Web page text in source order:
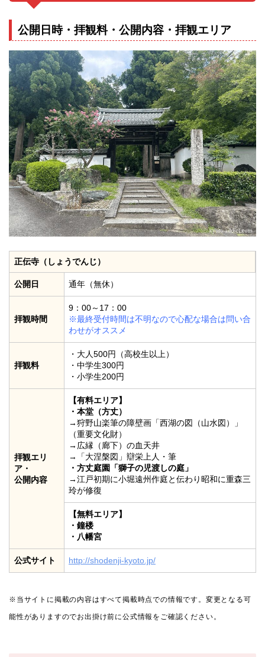
公開日時・拝観料・公開内容・拝観エリア
正伝寺（しょうでんじ）
公開日 通年（無休）
拝観時間
9：00～17：00
※最終受付時間は不明なので心配な場合は問い合
わせがオススメ
拝観料
・大人500円（高校生以上）
・中学生300円
・小学生200円
拝観エリ
ア・
公開内容
【有料エリア】
・本堂（方丈）
→狩野山楽筆の障壁画「西湖の図（山水図）」
（重要文化財）
→広縁（廊下）の血天井
→「大涅槃図」辯栄上人・筆
・方丈庭園「獅子の児渡しの庭」
→江戸初期に小堀遠州作庭と伝わり昭和に重森三
玲が修復
【無料エリア】
・鐘楼
・八幡宮
公式サイト http://shodenji-kyoto.jp/
※当サイトに掲載の内容はすべて掲載時点での情報です。変更となる可
能性がありますのでお出掛け前に公式情報をご確認ください。